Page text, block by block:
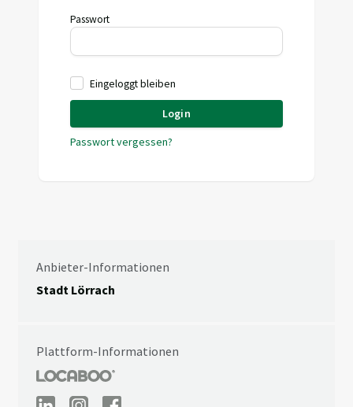
Passwort
Eingeloggt bleiben
Login
Passwort vergessen?
Anbieter-Informationen
Stadt Lörrach
Plattform-Informationen